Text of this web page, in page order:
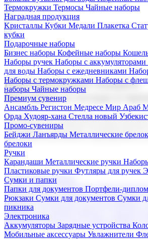
Термокружки Термосы Чайные наборы
Наградная продукция
Kристаллы Кубки Медали Плакетка
кубки
Подарочные наборы
Бизнес наборы Кофейные наборы
Наборы ручек Наборы с аккумуляторами
для воды Наборы с ежедневниками
Наборы с термокружками Наборы с
наборы Чайные наборы
Премиум сувенир
Ансамбль Регистон Медресе Мир Араб
Орда Худояр-хана Стелла новый
Промо-сувениры
Бейджи Ланъярды Металлические
брелоки
Ручки
Карандаши Металлические ручки
Пластиковые ручки Футляры для ручек
Сумки и папки
Папки для документов Портфели-
Рюкзаки Сумки для документов Сумки
пикника
Электроника
Аккумуляторы Зарядные устройства
Мобильные аксессуары Увлажнители
Корпоративные подарки
Поставка со склада и
Мы предлагаем широкий выбор
сувениров с логотипом. В нашем
продукцию для бизнеса, мероприятия и
Подарочные наборы
Бизнес наборыКофейные наборы
Наборы из кожиНаборы ручекНаборы с
Наборы с бутылками для воды
Наборы с
Наборы с кружками
флешкамиНовогодние наборыЧайные